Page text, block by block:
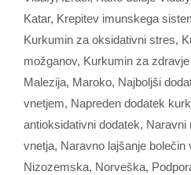
Katar, Krepitev imunskega
Kurkumin za oksidativni stres,
možganov, Kurkumin za
Malezija, Maroko, Najboljši
vnetjem, Napreden dodatek
antioksidativni dodatek, Naravni
vnetja, Naravno lajšanje bolečin
Nizozemska, Norveška,